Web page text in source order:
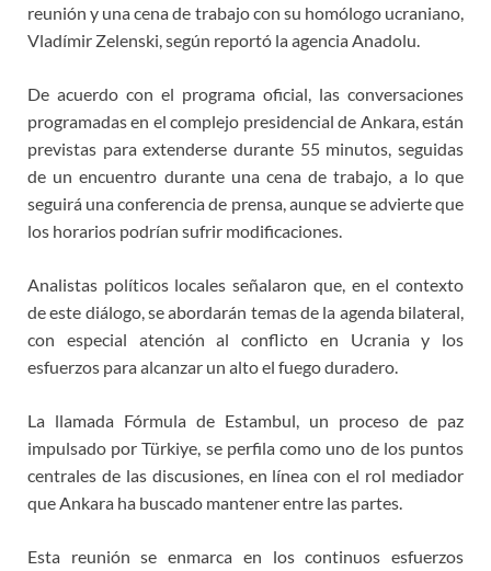
reunión y una cena de trabajo con su homólogo ucraniano,
Vladímir Zelenski, según reportó la agencia Anadolu.
De acuerdo con el programa oficial, las conversaciones
programadas en el complejo presidencial de Ankara, están
previstas para extenderse durante 55 minutos, seguidas
de un encuentro durante una cena de trabajo, a lo que
seguirá una conferencia de prensa, aunque se advierte que
los horarios podrían sufrir modificaciones.
Analistas políticos locales señalaron que, en el contexto
de este diálogo, se abordarán temas de la agenda bilateral,
con especial atención al conflicto en Ucrania y los
esfuerzos para alcanzar un alto el fuego duradero.
La llamada Fórmula de Estambul, un proceso de paz
impulsado por Türkiye, se perfila como uno de los puntos
centrales de las discusiones, en línea con el rol mediador
que Ankara ha buscado mantener entre las partes.
Esta reunión se enmarca en los continuos esfuerzos